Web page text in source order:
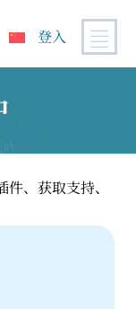
登入
、获取支持、